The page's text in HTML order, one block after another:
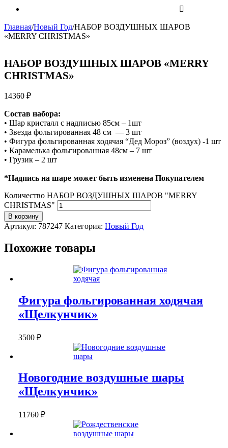
Главная/Новый Год/НАБОР ВОЗДУШНЫХ ШАРОВ
«MERRY CHRISTMAS»
НАБОР ВОЗДУШНЫХ ШАРОВ «MERRY
CHRISTMAS»
14360 ₽
Состав набора:
• Шар кристалл с надписью 85см – 1шт
• Звезда фольгированная 48 см — 3 шт
• Фигура фольгированная ходячая “Дед Мороз” (воздух) -1 шт
• Карамелька фольгированная 48см – 7 шт
• Грузик – 2 шт
*Надпись на шаре может быть изменена Покупателем
Количество НАБОР ВОЗДУШНЫХ ШАРОВ "MERRY
CHRISTMAS"
В корзину
Артикул: 787247 Категория: Новый Год
Похожие товары
Фигура фольгированная ходячая
«Щелкунчик»
3500 ₽
Новогодние воздушные шары
«Щелкунчик»
11760 ₽